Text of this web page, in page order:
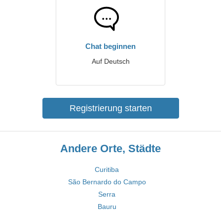
Chat beginnen
Auf Deutsch
Registrierung starten
Andere Orte, Städte
Curitiba
São Bernardo do Campo
Serra
Bauru